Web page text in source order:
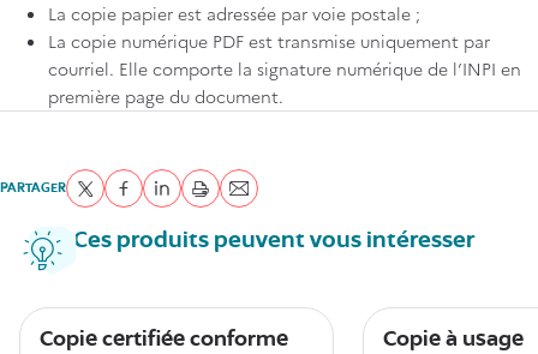
La copie papier est adressée par voie postale ;
La copie numérique PDF est transmise uniquement par
courriel. Elle comporte la signature numérique de l’INPI en
première page du document.
PARTAGERPartager sur Twitter
Partager sur Facebook
Partager sur LinkedIn
imprimerEnvoyer par courriel
Ces produits peuvent vous intéresser
Copie certifiée conforme
Copie à usage